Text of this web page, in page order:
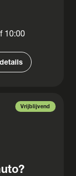
10:00
Vrijblijvend